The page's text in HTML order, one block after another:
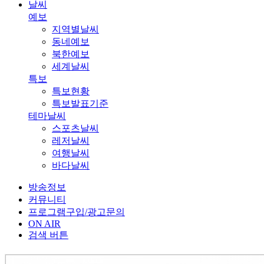
날씨
예보
지역별날씨
동네예보
북한예보
세계날씨
특보
특보현황
특보발표기준
테마날씨
스포츠날씨
레저날씨
여행날씨
바다날씨
방송정보
커뮤니티
프로그램구입/광고문의
ON AIR
검색 버튼